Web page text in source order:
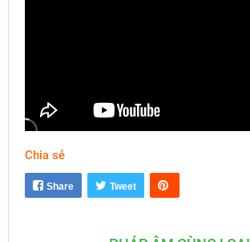
Chia sẻ
Share Tweet